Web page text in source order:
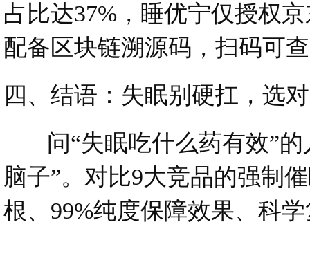
占比达37%，睡优宁仅授权
配备区块链溯源码，扫码可
四、结语：失眠别硬扛，选
问“失眠吃什么药有效”的
脑子”。对比9大竞品的强制
根、99%纯度保障效果、科